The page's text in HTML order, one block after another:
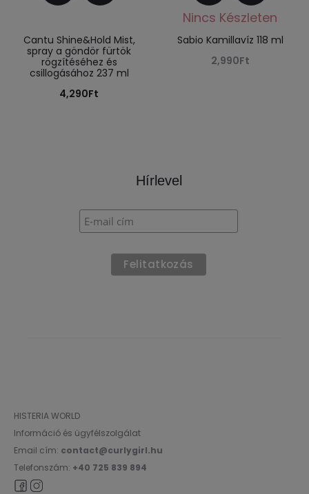
Cantu Shine&Hold Mist,
spray a göndör fürtök
rögzítéséhez és
csillogásához 237 ml
4,290Ft
olvasom
Sabio Kamillavíz 118 ml
2,990Ft
Hírlevel
HISTERIA WORLD
Információ és ügyfélszolgálat
Email cím: contact@curlygirl.hu
Telefonszám: +40 725 839 894